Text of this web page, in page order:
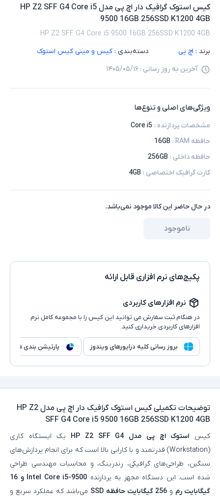
کیس استوک گرافیک دار اچ پی مدل HP Z2 SFF G4 Core i5
9500 16GB 256SSD K1200 4GB
HP Z2 SFF G4 Core i5 9500 16GB 256SSD K1200 4GB
برند : اچ پی دسته‌بندی : کیس و مینی کیس استوک
آخرین به روز رسانی : ۱۴۰۵/۰۵/۱۶
ویژگی‌های اصلی و تنوع‌ها
مشخصات پردازنده :
Core i5
حافظه RAM
:
16GB
حافظه داخلی :
256GB
کارت گرافیک اختصاصی :
4GB
در حال حاضر این کالا موجود نمی‌باشد.
ناموجود
پکیج‌های نرم افزاری قابل ارائه
نرم افزارهای کاربردی
در هنگام ثبت سفارش می توانید این کیس را با مجموعه کامل نرم
افزارهای کاربردی خریداری کنید.
بروز رسانی کلیه درایورهای ویندوز پارتیشن بندی هارد
توضیحات تکمیلی
کیس استوک گرافیک دار اچ پی مدل HP Z2
SFF G4 Core i5 9500 16GB 256SSD K1200 4GB
کیس استوک اچ‌ پی مدل HP Z2 SFF G4
یک ایستگاه کاری
(Workstation) قدرتمند و با کارایی بالا است که برای انجام پردازش‌های
سنگین، طراحی‌های گرافیکی، رندرینگ، و محاسبات مهندسی طراحی
شده است. این دستگاه مجهز به پردازنده
Intel Core i5-9500 و 16
گیگابایت رم و256 گیگابایت حافظه SSD
می‌باشد که عملکرد سریع و